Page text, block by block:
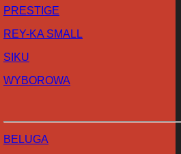
PRESTIGE
REY-KA SMALL
SIKU
WYBOROWA
BELUGA